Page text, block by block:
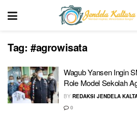
Tag: #agrowisata
Wagub Yansen Ingin
Role Model Sekolah
BY REDAKSI JENDELA
0